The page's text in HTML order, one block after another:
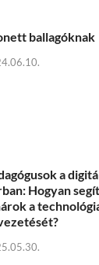
ballagóknak
a
Hogyan
a